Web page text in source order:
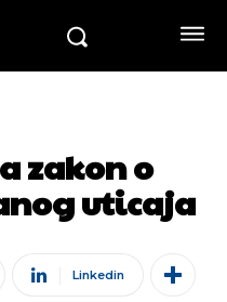
zakon o
uticaja
Linkedin